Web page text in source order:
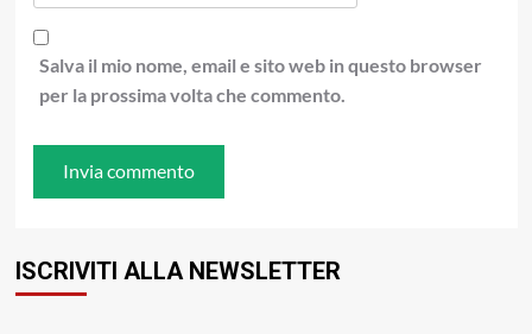
Salva il mio nome, email e sito web in questo browser
per la prossima volta che commento.
ISCRIVITI ALLA NEWSLETTER